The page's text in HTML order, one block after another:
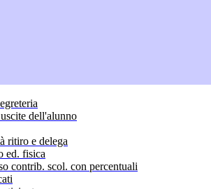
dell'alunno
ritiro e delega
ed. fisica
contrib. scol. con percentuali